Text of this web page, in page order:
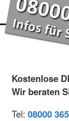
Kostenlose
Wir beraten
Tel: 08000